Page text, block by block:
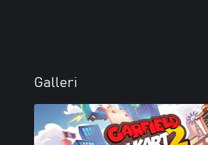
Galleri